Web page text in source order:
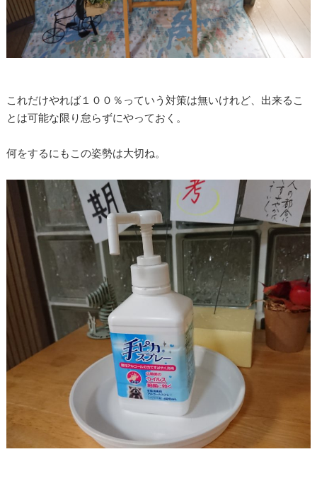
これだけやれば１００％っていう対策は無いけれど、出来るこ
とは可能な限り怠らずにやっておく。
何をするにもこの姿勢は大切ね。